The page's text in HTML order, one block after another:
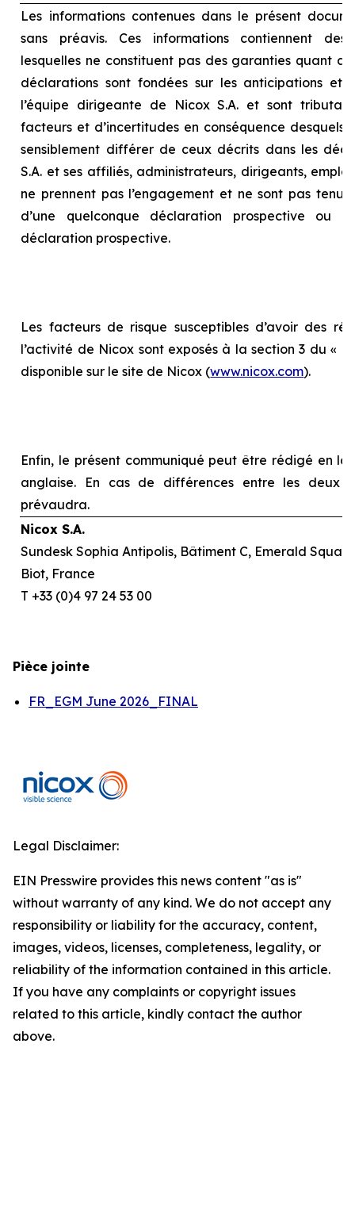
Les informations contenues dans le présent
sans préavis. Ces informations contiennent des
lesquelles ne constituent pas des garanties quant
déclarations sont fondées sur les anticipations et
l’équipe dirigeante de Nicox S.A. et sont
facteurs et d’incertitudes en conséquence desquels
sensiblement différer de ceux décrits dans les
S.A. et ses affiliés, administrateurs, dirigeants,
ne prennent pas l’engagement et ne sont pas
d’une quelconque déclaration prospective ou
déclaration prospective.
Les facteurs de risque susceptibles d’avoir des
l’activité de Nicox sont exposés à la section 3 du «
disponible sur le site de Nicox (www.nicox.com).
Enfin, le présent communiqué peut être rédigé en
anglaise. En cas de différences entre les deux
prévaudra.
Nicox S.A.
Sundesk Sophia Antipolis, Bâtiment C, Emerald
Biot, France
T +33 (0)4 97 24 53 00
Pièce jointe
FR_EGM June 2026_FINAL
Legal Disclaimer:
EIN Presswire provides this news content "as is"
without warranty of any kind. We do not accept any
responsibility or liability for the accuracy, content,
images, videos, licenses, completeness, legality, or
reliability of the information contained in this article.
If you have any complaints or copyright issues
related to this article, kindly contact the author
above.